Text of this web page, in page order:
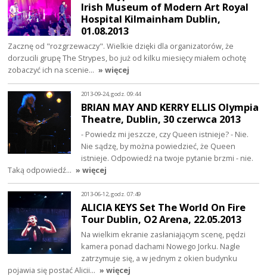
Irish Museum of Modern Art Royal
Hospital Kilmainham Dublin,
01.08.2013
Zacznę od "rozgrzewaczy". Wielkie dzięki dla organizatorów, że
dorzucili grupę The Strypes, bo już od kilku miesięcy miałem ochotę
zobaczyć ich na scenie… » więcej
2013-09-24, godz. 09:44
BRIAN MAY AND KERRY ELLIS Olympia
Theatre, Dublin, 30 czerwca 2013
- Powiedz mi jeszcze, czy Queen istnieje? - Nie.
Nie sądzę, by można powiedzieć, że Queen
istnieje. Odpowiedź na twoje pytanie brzmi - nie.
Taką odpowiedź… » więcej
2013-06-12, godz. 07:49
ALICIA KEYS Set The World On Fire
Tour Dublin, O2 Arena, 22.05.2013
Na wielkim ekranie zasłaniającym scenę, pędzi
kamera ponad dachami Nowego Jorku. Nagle
zatrzymuje się, a w jednym z okien budynku
pojawia się postać Alicii… » więcej